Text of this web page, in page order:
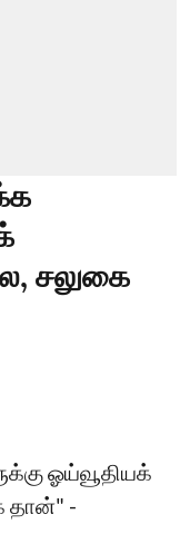
சலுகை
ஓய்வூதியக்
தான்" -